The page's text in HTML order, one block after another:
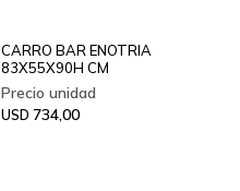
CARRO BAR ENOTRIA
83X55X90H CM
USD 734,00